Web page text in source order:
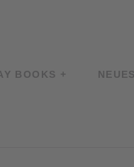
BOOKS NEUES